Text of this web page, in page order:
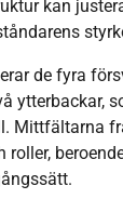
kan
de fyra
ytterbackar,
Mittfältarna
roller,